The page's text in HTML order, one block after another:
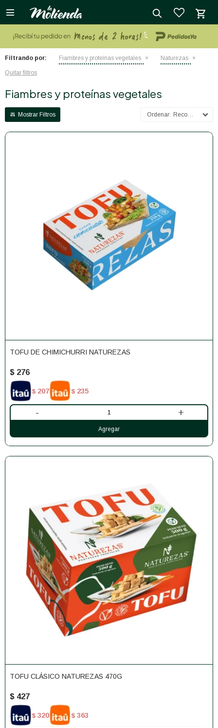

Filtrando por: Fiambres y proteínas vegetales Naturezas
Quitar filtros
Fiambres y proteínas vegetales
Recomendados
TOFU DE CHIMICHURRI NATUREZAS
$ 276
$ 207 $ 235
- +
TOFU CLÁSICO NATUREZAS 470G
$ 427
$ 320 $ 363